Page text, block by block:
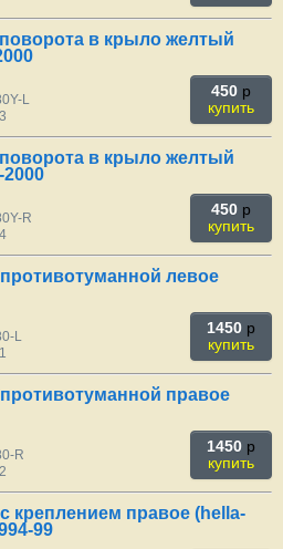
в крыло желтый
L
450 p
купить
в крыло желтый
R
450 p
купить
левое
L
1450 p
купить
правое
R
1450 p
купить
креплением правое (hella-
99